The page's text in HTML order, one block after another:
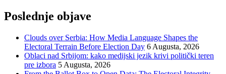
Poslednje objave
Clouds over Serbia: How Media Language Shapes the
Electoral Terrain Before Election Day 6 Augusta, 2026
Oblaci nad Srbijom: kako medijski jezik krivi politički teren
pre izbora 5 Augusta, 2026